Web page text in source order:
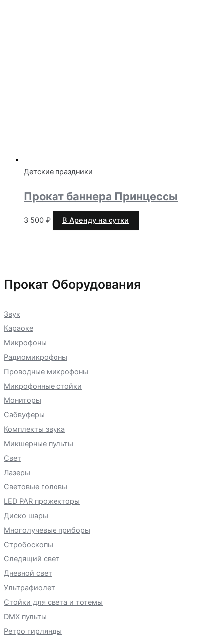
Прокат Оборудования
Звук
Караоке
Микрофоны
Радиомикрофоны
Проводные микрофоны
Микрофонные стойки
Мониторы
Сабвуферы
Комплекты звука
Микшерные пульты
Свет
Лазеры
Световые головы
LED PAR прожекторы
Диско шары
Многолучевые приборы
Стробоскопы
Следящий свет
Дневной свет
Ультрафиолет
Стойки для света и тотемы
DMX пульты
Ретро гирлянды
Детские праздники
Прокат баннера Принцессы
3 500 ₽ В Аренду на сутки